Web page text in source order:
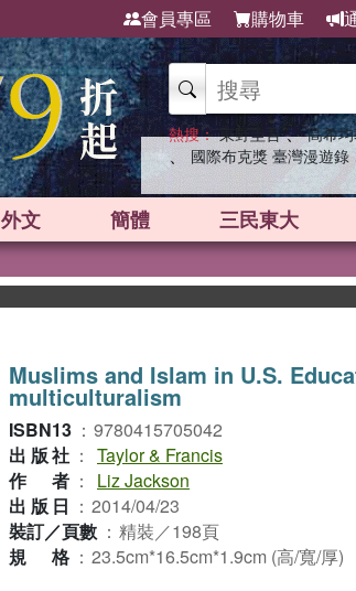
會員專區 購物車
熱搜： 東野圭吾 、 高希
、 國際布克獎 臺灣漫遊錄
外文 簡體 三民東大
Muslims and Islam in U.S.
multiculturalism
ISBN13 ： 9780415705042
出版社 ： Taylor & Francis
作者 ：
Liz Jackson
出版日 ： 2014/04/23
裝訂／頁數 ： 精裝／198頁
規格 ： 23.5cm*16.5cm*1.9cm (高/寬/厚)